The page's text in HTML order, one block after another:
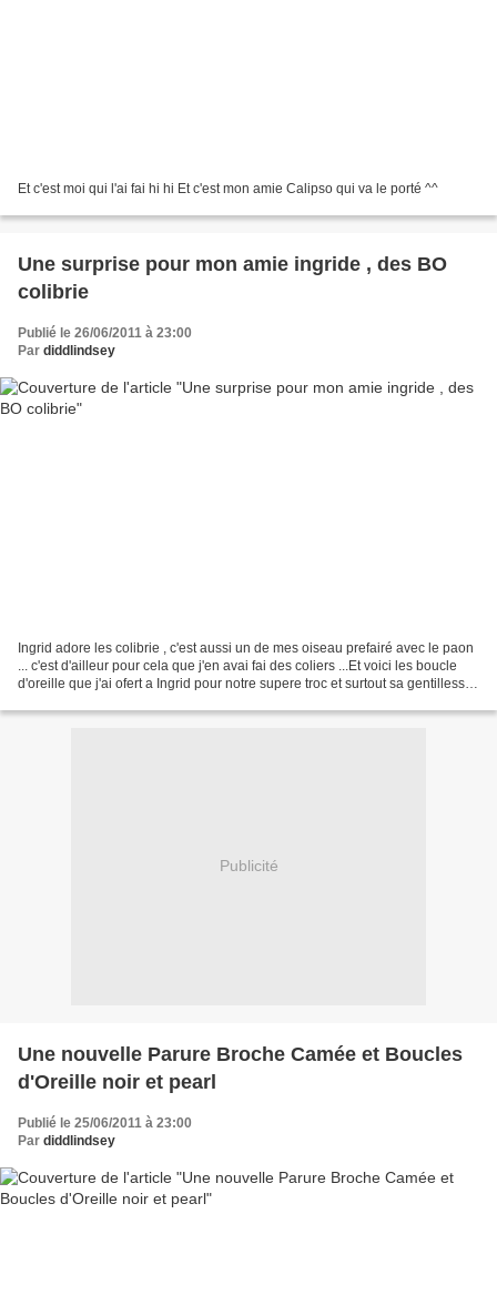
Et c'est moi qui l'ai fai hi hi Et c'est mon amie Calipso qui va le porté ^^
Une surprise pour mon amie ingride , des BO
colibrie
Publié le 26/06/2011 à 23:00
Par diddlindsey
Ingrid adore les colibrie , c'est aussi un de mes oiseau prefairé avec le paon
... c'est d'ailleur pour cela que j'en avai fai des coliers ...Et voici les boucle
d'oreille que j'ai ofert a Ingrid pour notre supere troc et surtout sa gentillesse
Publicité
Une nouvelle Parure Broche Camée et Boucles
d'Oreille noir et pearl
Publié le 25/06/2011 à 23:00
Par diddlindsey